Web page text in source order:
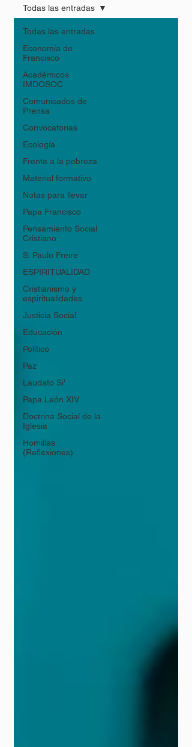
Todas las entradas
Economía de
Francisco
Académicos
IMDOSOC
Comunicados de
Prensa
Convocatorias
Ecología
Frente a la pobreza
Material formativo
Notas para llevar
Papa Francisco
Pensamiento Social
Cristiano
S. Paulo Freire
ESPIRITUALIDAD
Cristianismo y
espiritualidades
Justicia Social
Educación
Político
Paz
Laudato Si'
Papa León XIV
Doctrina Social de la
Iglesia
Homilías
(Reflexiones)
Todas las entradas